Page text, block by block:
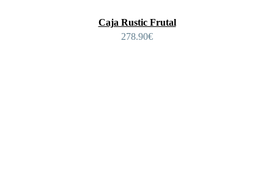
Caja Rustic Frutal
278.90€